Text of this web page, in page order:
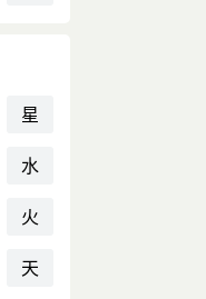
星
水
火
天